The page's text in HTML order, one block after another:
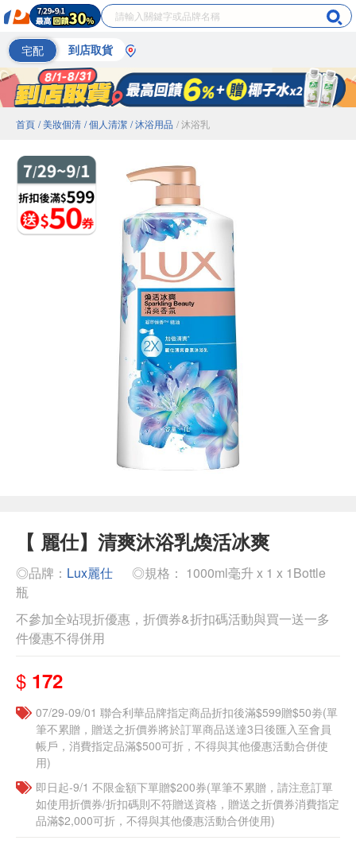
宅配 到店取貨
首頁 / 美妝個清 / 個人清潔 / 沐浴用品 / 沐浴乳
【 麗仕】清爽沐浴乳煥活冰爽
◎品牌： Lux麗仕
◎規格： 1000ml毫升 x 1 x 1Bottle
瓶
不參加全站現折優惠，折價券&折扣碼活動與買一送一多
件優惠不得併用
$ 172
07/29-09/01 聯合利華品牌指定商品折扣後滿$599贈$50劵(單
筆不累贈，贈送之折價券將於訂單商品送達3日後匯入至會員
帳戶，消費指定品滿$500可折，不得與其他優惠活動合併使
用)
即日起-9/1 不限金額下單贈$200券(單筆不累贈，請注意訂單
如使用折價券/折扣碼則不符贈送資格，贈送之折價券消費指定
品滿$2,000可折，不得與其他優惠活動合併使用)